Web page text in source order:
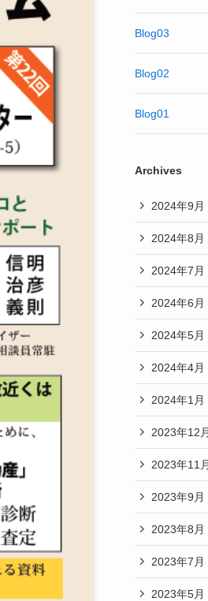
Blog03
Blog02
Blog01
Archives
2024年9月
2024年8月
2024年7月
2024年6月
2024年5月
2024年4月
2024年1月
2023年12月
2023年11月
2023年9月
2023年8月
2023年7月
2023年5月